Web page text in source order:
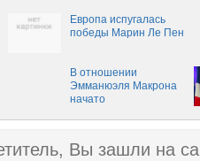
Европа испугалась
победы Марин Ле Пен
В отношении
Эмманюэля Макрона
начато
Вы зашли на